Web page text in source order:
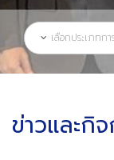
เลือกประเภทก
ข่าวและกิ